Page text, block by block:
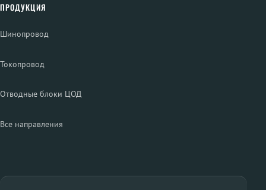
ПРОДУКЦИЯ
Шинопровод
Токопровод
Отводные блоки ЦОД
Все направления